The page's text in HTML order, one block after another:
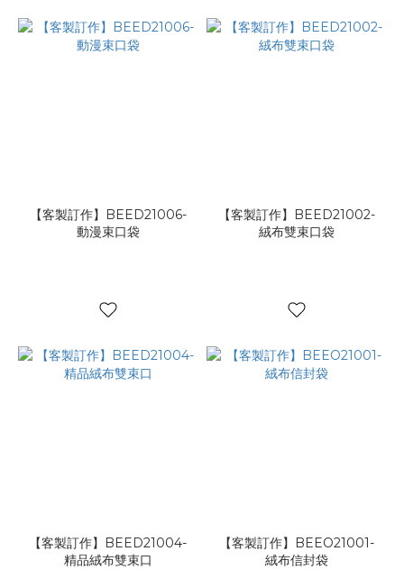
【客製訂作】BEED21006-
動漫束口袋
【客製訂作】BEED21002-
絨布雙束口袋
【客製訂作】BEED21004-
精品絨布雙束口
【客製訂作】BEEO21001-
絨布信封袋